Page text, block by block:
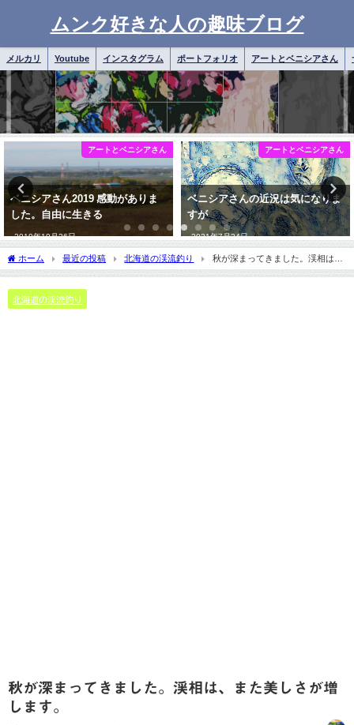
ムンク好きな人の趣味ブログ
メルカリ Youtube インスタグラム ポートフォリオ アートとベニシアさん
アートとベニシアさん
ベニシアさんの近況は気になりま
すが
2021年7月24日
日常雑記
ベニシアさん近況 よもぎの春、
なかなか暖かくなりませんね。
2019年4月7日
ホーム 最近の投稿 北海道の渓流釣り
秋が深まってきました。渓相は、
また美しさが増します。
北海道の渓流釣り
秋が深まってきました。渓相は、また美しさが増
します。